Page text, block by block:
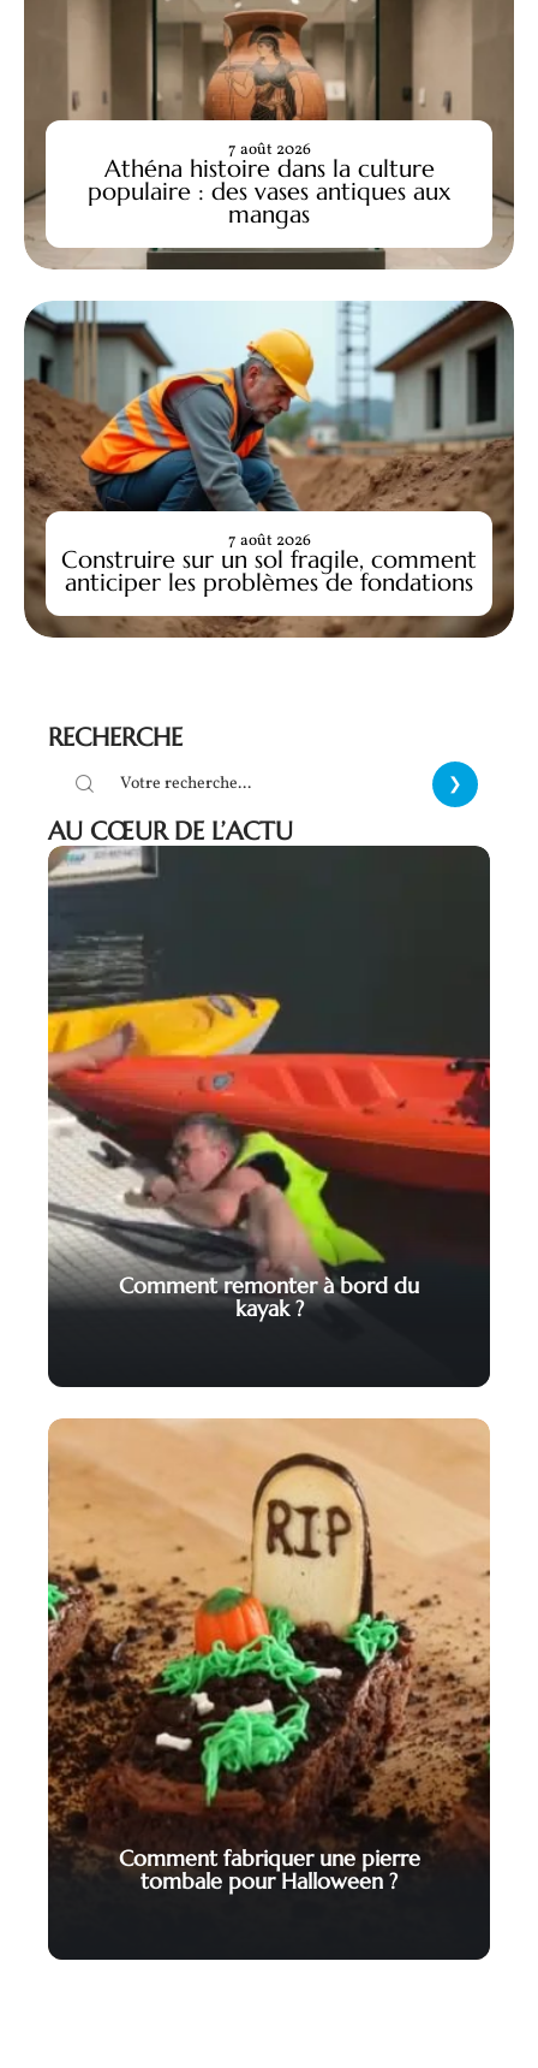
Athéna histoire dans la culture
populaire : des vases antiques aux
mangas
7 août 2026
Construire sur un sol fragile, comment
anticiper les problèmes de fondations
7 août 2026
RECHERCHE
AU CŒUR DE L’ACTU
Comment remonter à bord du
kayak ?
Comment fabriquer une pierre
tombale pour Halloween ?